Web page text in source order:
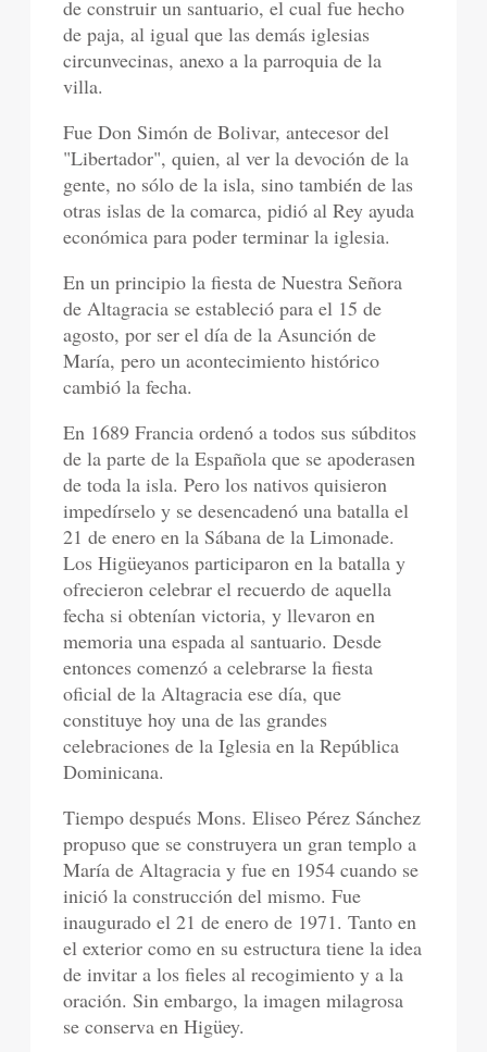
de construir un santuario, el cual fue hecho
de paja, al igual que las demás iglesias
circunvecinas, anexo a la parroquia de la
villa.
Fue Don Simón de Bolivar, antecesor del
"Libertador", quien, al ver la devoción de la
gente, no sólo de la isla, sino también de las
otras islas de la comarca, pidió al Rey ayuda
económica para poder terminar la iglesia.
En un principio la fiesta de Nuestra Señora
de Altagracia se estableció para el 15 de
agosto, por ser el día de la Asunción de
María, pero un acontecimiento histórico
cambió la fecha.
En 1689 Francia ordenó a todos sus súbditos
de la parte de la Española que se apoderasen
de toda la isla. Pero los nativos quisieron
impedírselo y se desencadenó una batalla el
21 de enero en la Sábana de la Limonade.
Los Higüeyanos participaron en la batalla y
ofrecieron celebrar el recuerdo de aquella
fecha si obtenían victoria, y llevaron en
memoria una espada al santuario. Desde
entonces comenzó a celebrarse la fiesta
oficial de la Altagracia ese día, que
constituye hoy una de las grandes
celebraciones de la Iglesia en la República
Dominicana.
Tiempo después Mons. Eliseo Pérez Sánchez
propuso que se construyera un gran templo a
María de Altagracia y fue en 1954 cuando se
inició la construcción del mismo. Fue
inaugurado el 21 de enero de 1971. Tanto en
el exterior como en su estructura tiene la idea
de invitar a los fieles al recogimiento y a la
oración. Sin embargo, la imagen milagrosa
se conserva en Higüey.